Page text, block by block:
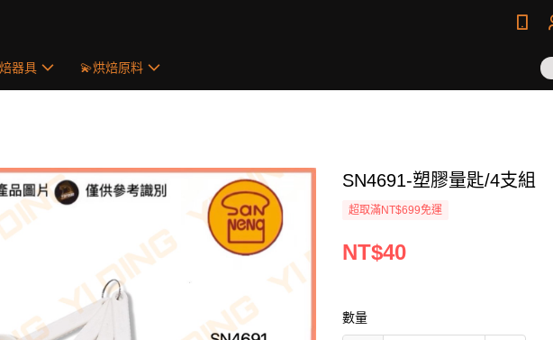
器具 💫烘焙原料
SN4691-塑膠量匙/4支組
超取滿NT$699免運
NT$40
數量